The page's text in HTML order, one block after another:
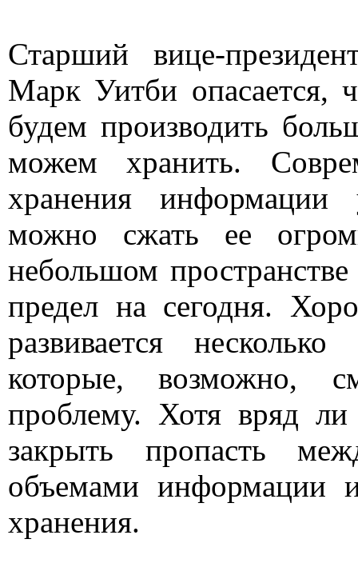
Старший вице-
Марк Уитби опасается,
будем производить
можем хранить.
хранения информации
можно сжать ее
небольшом
предел на сегодня.
развивается
которые, возможно,
проблему. Хотя вряд
закрыть пропасть
объемами информации
хранения.